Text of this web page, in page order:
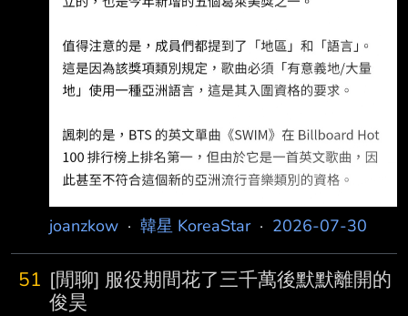
joanzkow · 韓星 KoreaStar· 2026-07-30
51 [閒聊] 服役期間花了三千萬後默默離開的
俊昊